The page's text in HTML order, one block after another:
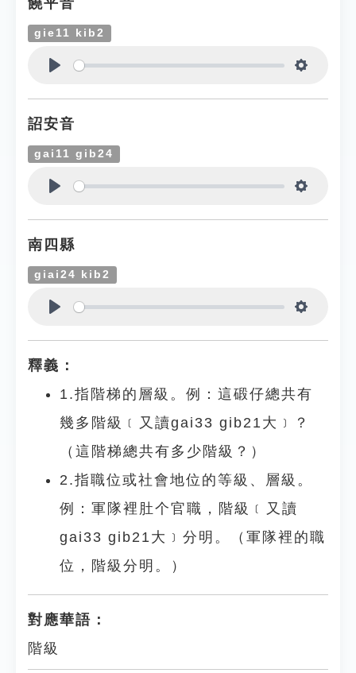
饒平音
gie11 kib2
詔安音
gai11 gib24
南四縣
giai24 kib2
釋義：
1.指階梯的層級。例：這碫仔總共有
幾多階級﹝又讀gai33 gib21大﹞？
（這階梯總共有多少階級？）
2.指職位或社會地位的等級、層級。
例：軍隊裡肚个官職，階級﹝又讀
gai33 gib21大﹞分明。（軍隊裡的職
位，階級分明。）
對應華語：
階級